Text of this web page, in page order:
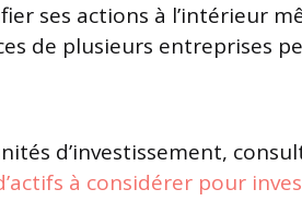
ses actions à l’intérieur
de plusieurs entreprises
d’investissement,
à considérer pour